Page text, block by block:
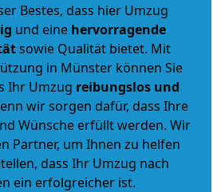
Bestes, dass hier Umzug
und eine hervorragende
sowie Qualität bietet. Mit
in Münster können Sie
Ihr Umzug reibungslos und
wir sorgen dafür, dass Ihre
Wünsche erfüllt werden. Wir
Partner, um Ihnen zu helfen
dass Ihr Umzug nach
ein erfolgreicher ist.